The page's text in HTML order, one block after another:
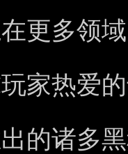
更多领
家热爱
的诸多